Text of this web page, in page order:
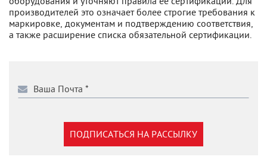
производителей это означает более строгие требования к
маркировке, документам и подтверждению соответствия,
а также расширение списка обязательной сертификации.
ПОДПИСАТЬСЯ НА РАССЫЛКУ